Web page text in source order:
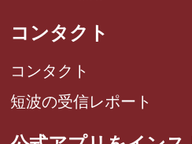
コンタクト
コンタクト
短波の受信レポート